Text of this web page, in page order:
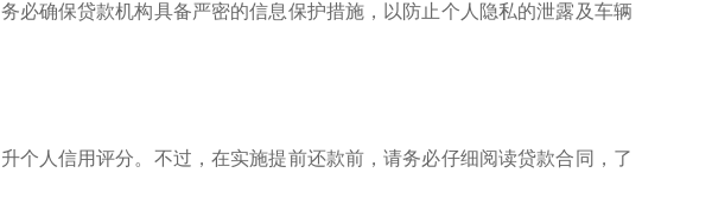
必确保贷款机构具备严密的信息保护措施，以防止个人隐私的泄露及车辆
个人信用评分。不过，在实施提前还款前，请务必仔细阅读贷款合同，了